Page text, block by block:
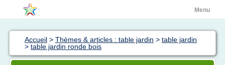
Menu
Accueil > Thèmes & articles : table jardin > table jardin
> table jardin ronde bois